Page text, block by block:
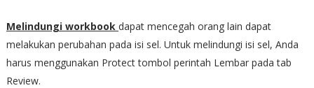
Melindungi workbook dapat mencegah orang lain dapat
melakukan perubahan pada isi sel. Untuk melindungi isi sel, Anda
harus menggunakan Protect tombol perintah Lembar pada tab
Review.